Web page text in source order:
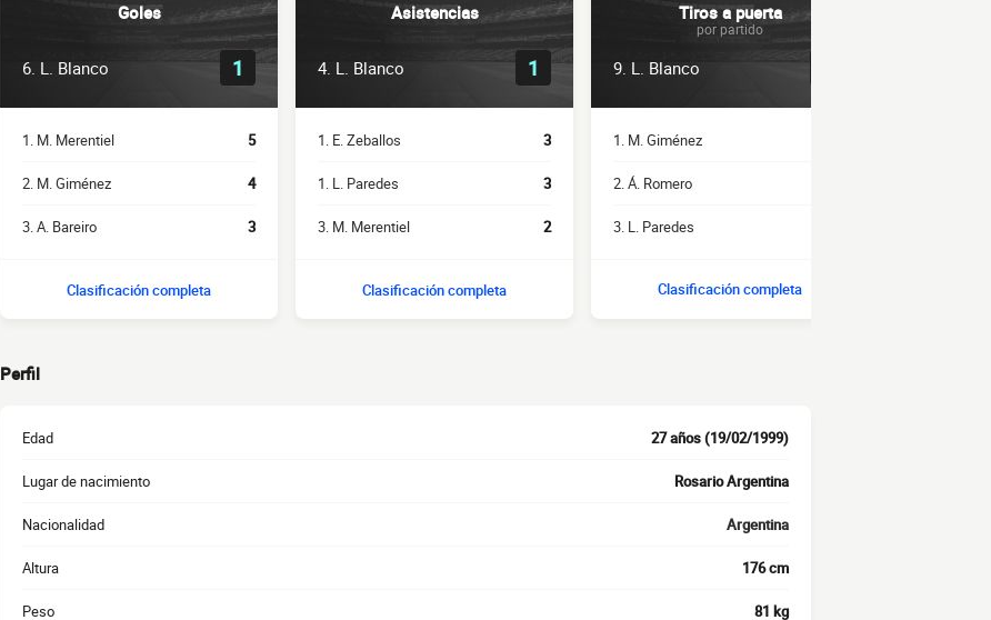
Goles
6. L. Blanco 1
1. M. Merentiel 5
2. M. Giménez 4
3. A. Bareiro 3
Clasificación completa
Asistencias
4. L. Blanco 1
1. E. Zeballos 3
1. L. Paredes 3
3. M. Merentiel 2
Clasificación completa
Tiros a puerta
por partido
9. L. Blanco
1. M. Giménez
2. Á. Romero
3. L. Paredes
Clasificación completa
Perfil
Edad 27 años (19/02/1999)
Lugar de nacimiento Rosario Argentina
Nacionalidad Argentina
Altura 176 cm
Peso 81 kg